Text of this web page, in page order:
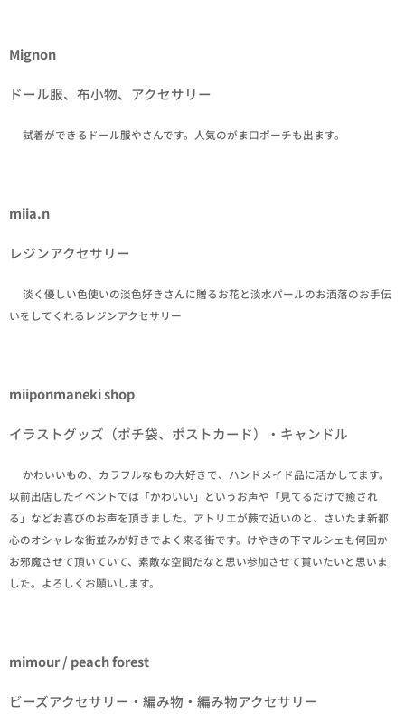
Mignon
ドール服、布小物、アクセサリー
✒試着ができるドール服やさんです。人気のがま口ポーチも出ます。
miia.n
レジンアクセサリー
✒淡く優しい色使いの淡色好きさんに贈るお花と淡水パールのお洒落のお手伝
いをしてくれるレジンアクセサリー
miiponmaneki shop
イラストグッズ（ポチ袋、ポストカード）・キャンドル
✒かわいいもの、カラフルなもの大好きで、ハンドメイド品に活かしてます。
以前出店したイベントでは「かわいい」というお声や「見てるだけで癒され
る」などお喜びのお声を頂きました。アトリエが蕨で近いのと、さいたま新都
心のオシャレな街並みが好きでよく来る街です。けやきの下マルシェも何回か
お邪魔させて頂いていて、素敵な空間だなと思い参加させて貰いたいと思いま
した。よろしくお願いします。
mimour / peach forest
ビーズアクセサリー・編み物・編み物アクセサリー